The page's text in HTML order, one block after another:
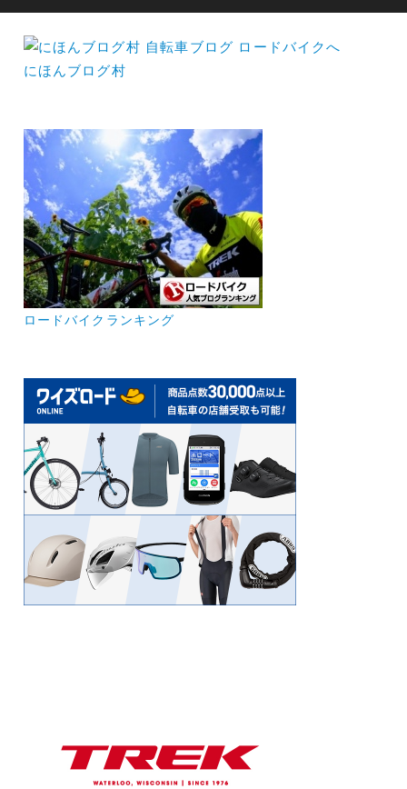
にほんブログ村
ロードバイクランキング